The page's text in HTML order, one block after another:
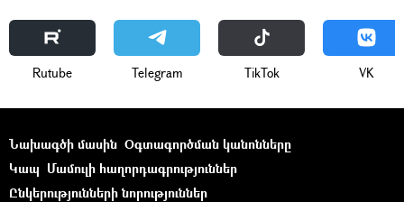
Rutube Telegram ТikТоk VK
Նախագծի մասին Օգտագործման կանոնները
Կապ Մամուլի հաղորդագրություններ
Ընկերությունների նորություններ